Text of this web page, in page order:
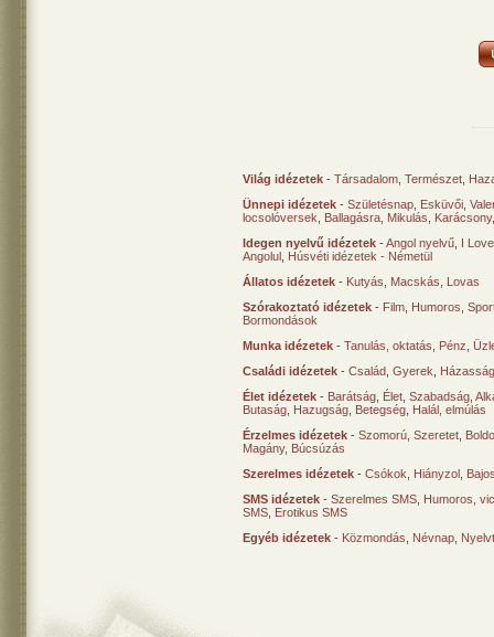
Világ idézetek - Társadalom Természet
Ünnepi idézetek - Születésnap Esküvői
locsolóversek
Ballagásra Mikulás Karácsony
Idegen nyelvű idézetek -Angol nyelvű I
Angolul Húsvéti idézetek - Németül
Állatos idézetek - Kutyás Macskás
Lovas
Szórakoztató idézetek - Film Humoros
Bormondások
Munka idézetek - Tanulás, oktatás Pénz
Családi idézetek - Család Gyerek
Élet idézetek - Barátság Élet Szabadság
Butaság Hazugság Betegség Halál, elmúlás
Érzelmes idézetek - Szomorú Szeretet
Magány, Búcsúzás
Szerelmes idézetek - Csókok Hiányzol
SMS idézetek - Szerelmes SMS Humoros,
SMS Erotikus SMS
Egyéb idézetek - Közmondás Névnap